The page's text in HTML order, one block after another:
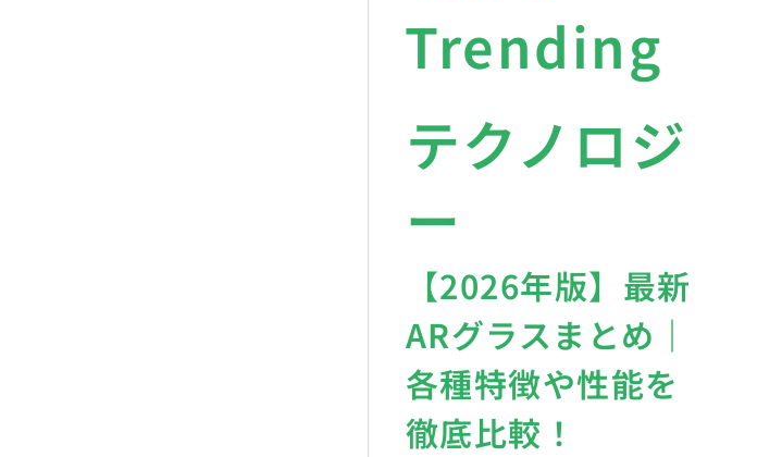
Trending
テクノロジ
ー
【2026年版】最新
ARグラスまとめ｜
各種特徴や性能を
徹底比較！